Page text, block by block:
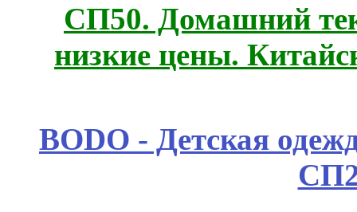
СП50. Домашний
низкие цены.
BODO - Детская